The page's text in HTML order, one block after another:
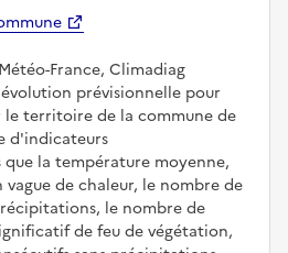
France, Climadiag
prévisionnelle pour
le territoire de la commune de
d'indicateurs
la température moyenne,
de chaleur, le nombre de
le nombre de
de feu de végétation,